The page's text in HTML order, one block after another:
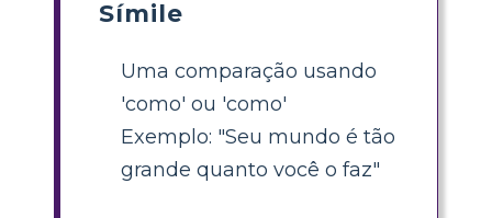
Símile
Uma comparação usando
'como' ou 'como'
Exemplo: "Seu mundo é tão
grande quanto você o faz"